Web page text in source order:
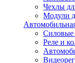
Чехлы
Модули
Силовые
Реле и